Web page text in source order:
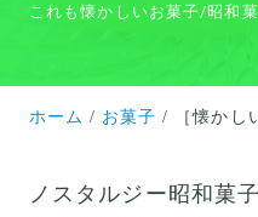
これも懐かしいお菓子/昭和
ホーム お菓子 ［懐かしいお菓子］
ノスタルジー昭和菓子